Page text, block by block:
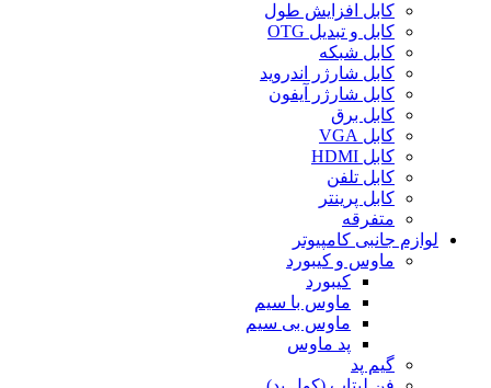
کابل افزایش طول
کابل و تبدیل OTG
کابل شبکه
کابل شارژر اندروید
کابل شارژر آیفون
کابل برق
کابل VGA
کابل HDMI
کابل تلفن
کابل پرینتر
متفرقه
لوازم جانبی کامپیوتر
ماوس و کیبورد
کیبورد
ماوس با سیم
ماوس بی سیم
پد ماوس
گیم پد